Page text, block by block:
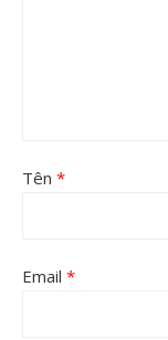
Tên *
Email *